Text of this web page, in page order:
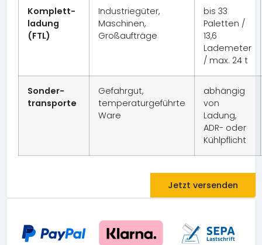
Komplett-
ladung
(FTL)
Industriegüter,
Maschinen,
Großaufträge
bis 33
Paletten /
13,6
Lademeter
/ max. 24 t
Sonder-
transporte
Gefahrgut,
temperaturgeführte
Ware
abhängig
von
Ladung,
ADR- oder
Kühlpflicht
Jetzt versenden